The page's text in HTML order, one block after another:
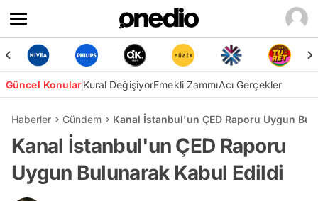
Güncel KonularKural DeğişiyorEmekli ZammıAcı Gerçekler
Haberler Gündem Kanal İstanbul'un ÇED Raporu Uygun
Kanal İstanbul'un ÇED Raporu
Uygun Bulunarak Kabul Edildi